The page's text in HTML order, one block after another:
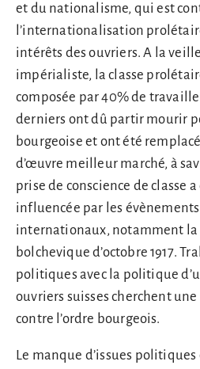
et du nationalisme, qui est
l’internationalisation
intérêts des ouvriers. A la
impérialiste, la classe
composée par 40% de
derniers ont dû partir mourir
bourgeoise et ont été
d’œuvre meilleur marché, à
prise de conscience de classe
influencée par les
internationaux, notamment
bolchevique d’octobre 1917.
politiques avec la politique
ouvriers suisses cherchent
contre l’ordre bourgeois.
Le manque d’issues